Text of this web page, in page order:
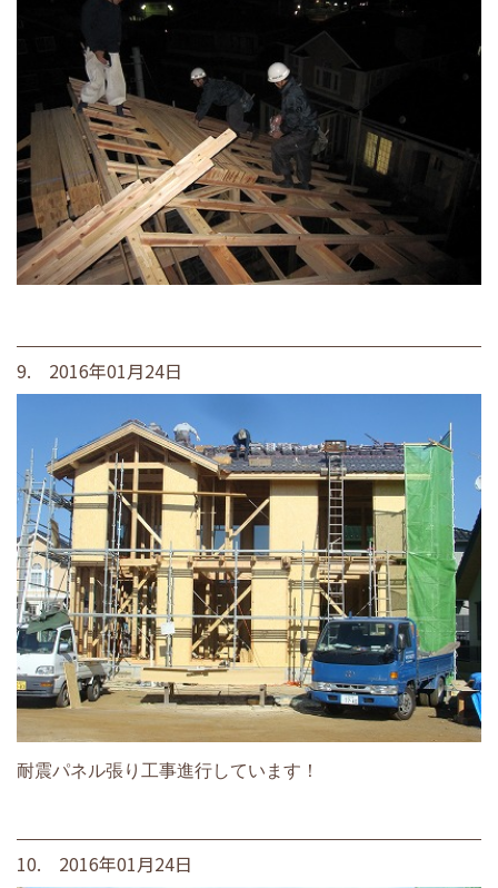
9. 2016年01月24日
耐震パネル張り工事進行しています！
10. 2016年01月24日